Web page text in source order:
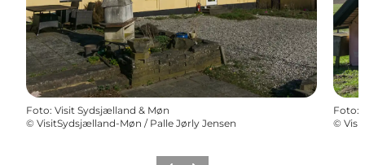
Foto: Visit Sydsjælland & Møn
© VisitSydsjælland-Møn / Palle Jørly Jensen
Foto:
©